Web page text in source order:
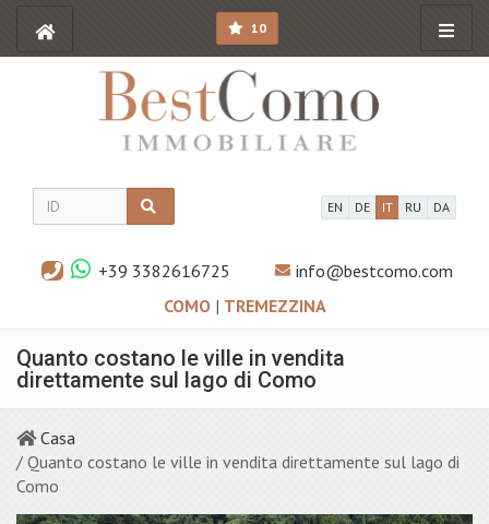
10
EN DE IT RU DA
+39 3382616725
info@bestcomo.com
COMO | TREMEZZINA
Quanto costano le ville in vendita
direttamente sul lago di Como
Casa
/ Quanto costano le ville in vendita direttamente sul lago di
Como